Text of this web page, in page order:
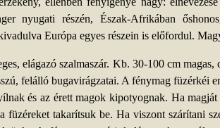
nyugati részén, Észak-Afrikában
Európa egyes részein is előfordul.
elágazó szalmaszár. Kb. 30-100 cm magas,
felálló bugavirágzatai. A fénymag füzérkéi
és az érett magok kipotyognak. Ha
füzéreket takarítsuk be. Ha viszont szárítani